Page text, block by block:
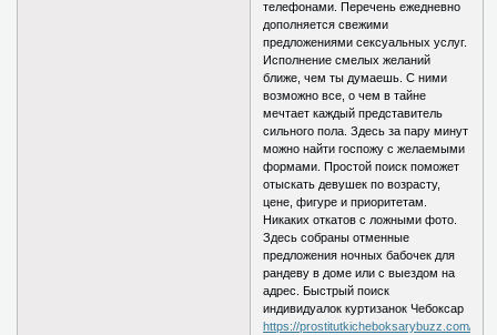
телефонами. Перечень ежедневно
дополняется свежими
предложениями сексуальных услуг.
Исполнение смелых желаний
ближе, чем ты думаешь. С ними
возможно все, о чем в тайне
мечтает каждый представитель
сильного пола. Здесь за пару минут
можно найти госпожу с желаемыми
формами. Простой поиск поможет
отыскать девушек по возрасту,
цене, фигуре и приоритетам.
Никаких откатов с ложными фото.
Здесь собраны отменные
предложения ночных бабочек для
рандеву в доме или с выездом на
адрес. Быстрый поиск
индивидуалок куртизанок Чебоксар
https://prostitutkicheboksarybuzz.com/s